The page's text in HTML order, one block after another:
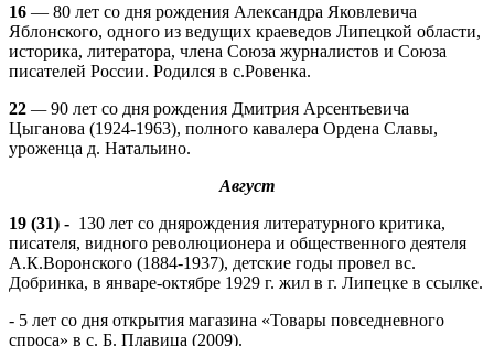
16 — 80 лет со дня рождения Александра Яковлевича
Яблонского, одного из ведущих краеведов Липецкой области,
историка, литератора, члена Союза журналистов и Союза
писателей России. Родился в с.Ровенка.
22 —90 лет со дня рождения Дмитрия Арсентьевича
Цыганова (1924-1963), полного кавалера Ордена Славы,
уроженца д. Натальино.
Август
19 (31) - 130 лет со днярождения литературного критика,
писателя, видного революционера и общественного деятеля
А.К.Воронского (1884-1937), детские годы провел вс.
Добринка, в январе-октябре 1929 г. жил в г. Липецке в ссылке.
- 5 лет со дня открытия магазина «Товары повседневного
спроса» в с. Б. Плавица (2009).